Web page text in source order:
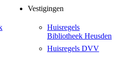
Vestigingen
Huisregels
Bibliotheek Heusden
Huisregels DVV